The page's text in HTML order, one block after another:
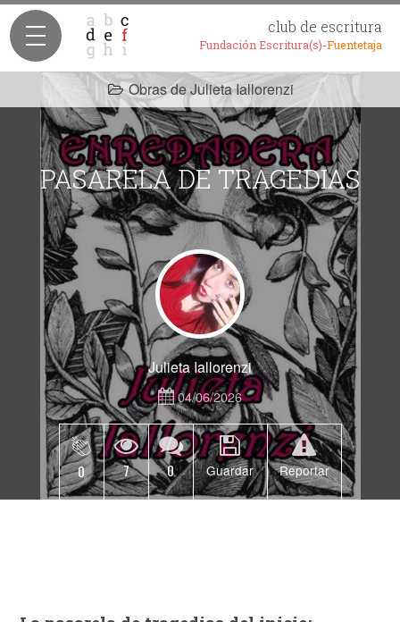
club de escritura
Fundación Escritura(s)-Fuentetaja
Obras de Julieta Iallorenzi
PASARELA DE TRAGEDIAS
Julieta Iallorenzi
04/06/2026
0 7 0 Guardar Reportar